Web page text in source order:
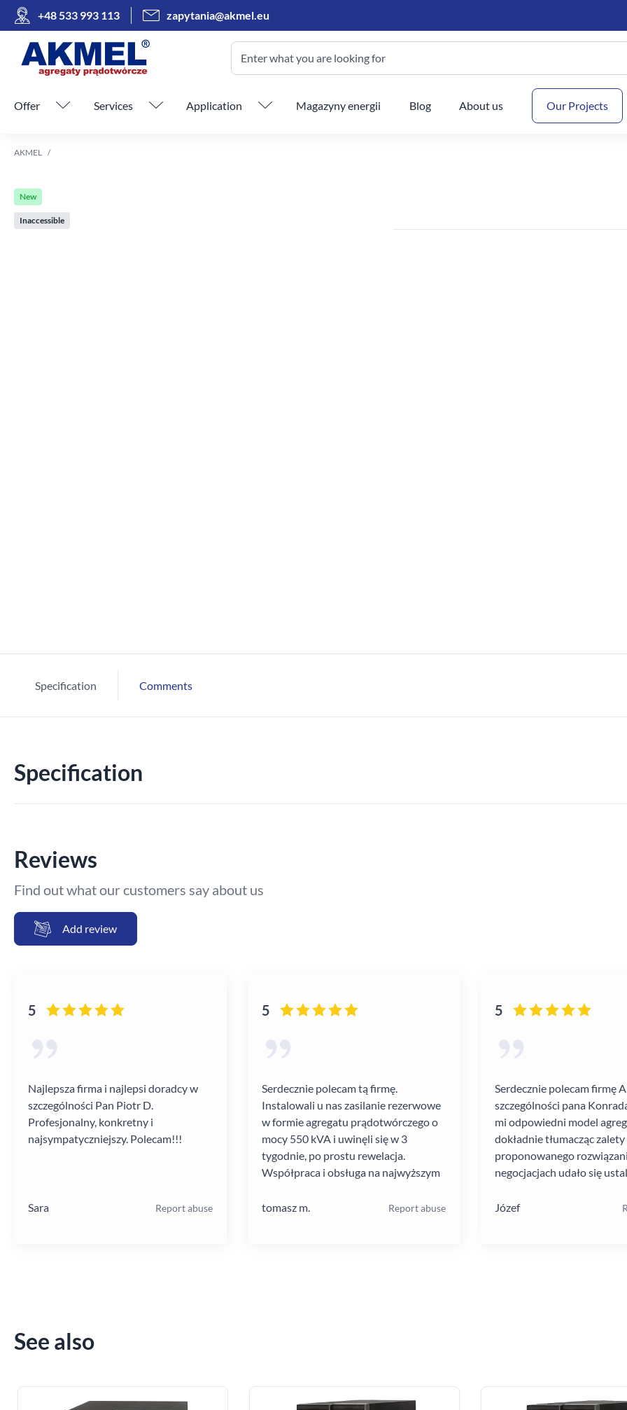
+48 533 993 113 zapytania@akmel.eu
Enter what you are looking for
Skip menu
Offer Services Application Magazyny energii Blog About us Our Projects
AKMEL
New
Inaccessible
Specification Comments
Specification
Reviews
Find out what our customers say about us
Add review
5
Najlepsza firma i najlepsi doradcy w
szczególności Pan Piotr D.
Profesjonalny, konkretny i
najsympatyczniejszy. Polecam!!!
Sara Report abuse
5
Serdecznie polecam tą firmę.
Instalowali u nas zasilanie rezerwowe
w formie agregatu prądotwórczego o
mocy 550 kVA i uwinęli się w 3
tygodnie, po prostu rewelacja.
Współpraca i obsługa na najwyższym
tomasz m.
Report abuse
5
Serdecznie polecam firmę
szczególności pana
mi odpowiedni model
dokładnie tłumacząc zalety
proponowanego
negocjacjach udało się
szybko i schludnie.
Józef
See also